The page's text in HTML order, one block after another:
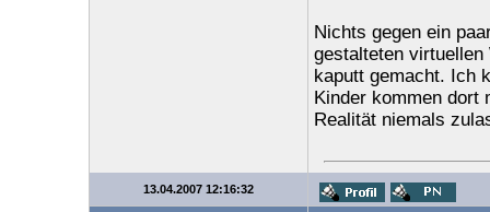
Nichts gegen ein
gestalteten
kaputt gemacht. Ich
Kinder kommen dort
Realität niemals
13.04.2007 12:16:32